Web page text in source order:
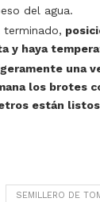
del agua.
terminado,
y haya
una
los brotes
están
SEMILLERO DE